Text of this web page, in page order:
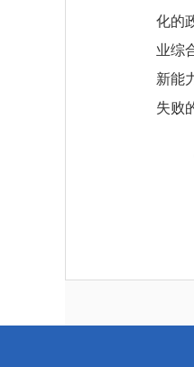
化的
业综
新能
失败
（